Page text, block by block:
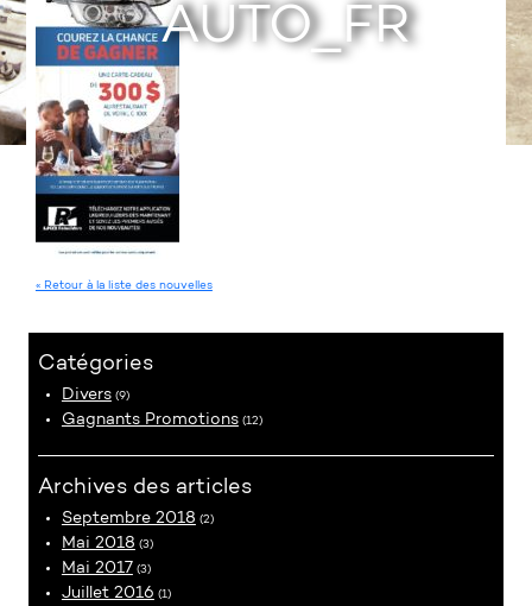
AUTO_FR
« Retour à la liste des nouvelles
Catégories
Divers(9)
Gagnants Promotions(12)
Archives des articles
Septembre 2018 (2)
Mai 2018 (3)
Mai 2017 (3)
Juillet 2016 (1)